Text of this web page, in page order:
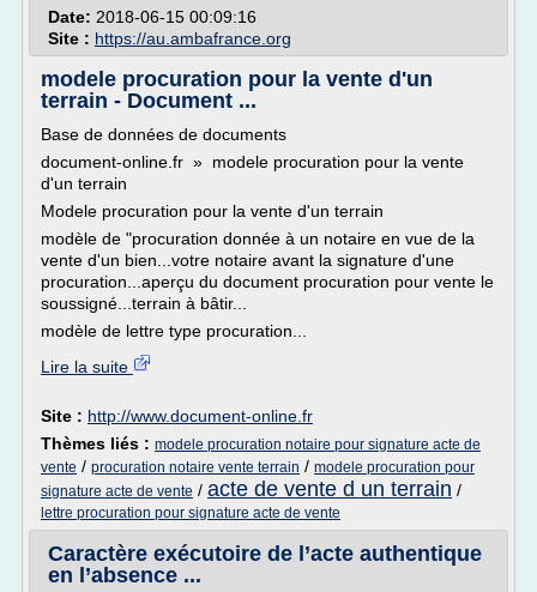
Date: 2018-06-15 00:09:16
Site : https://au.ambafrance.org
modele procuration pour la vente d'un
terrain - Document ...
Base de données de documents
document-online.fr » modele procuration pour la vente
d'un terrain
Modele procuration pour la vente d'un terrain
modèle de "procuration donnée à un notaire en vue de la
vente d'un bien...votre notaire avant la signature d'une
procuration...aperçu du document procuration pour vente le
soussigné...terrain à bâtir...
modèle de lettre type procuration...
Lire la suite
Site : http://www.document-online.fr
Thèmes liés : modele procuration notaire pour signature acte de
vente / procuration notaire vente terrain / modele procuration pour
signature acte de vente / acte de vente d un terrain /
lettre procuration pour signature acte de vente
Caractère exécutoire de l’acte authentique
en l’absence ...